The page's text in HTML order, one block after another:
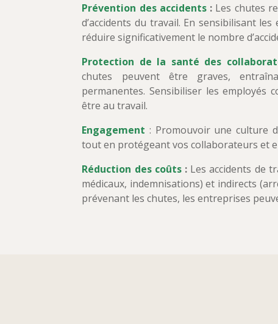
Prévention des accidents : Les chutes
d’accidents du travail. En sensibilisant
réduire significativement le nombre
Protection de la santé des
chutes peuvent être graves,
permanentes. Sensibiliser les
être au travail.
Engagement: Promouvoir une culture
tout en protégeant vos collaborateurs et
Réduction des coûts: Les accidents de
médicaux, indemnisations) et indirects
prévenant les chutes, les entreprises